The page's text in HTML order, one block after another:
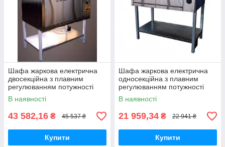
Шафа жаркова електрична
двосекційна з плавним
регулюванням потужності
ШЖЕ-2-GN2/1 еталон
В наявності
43 582,16 ₴ 45 537 ₴
Купити
Шафа жаркова електрична
односекційна з плавним
регулюванням потужності
ШЖЕ-1-GN1/1 майстер
В наявності
21 959,34 ₴ 22 941 ₴
Купити